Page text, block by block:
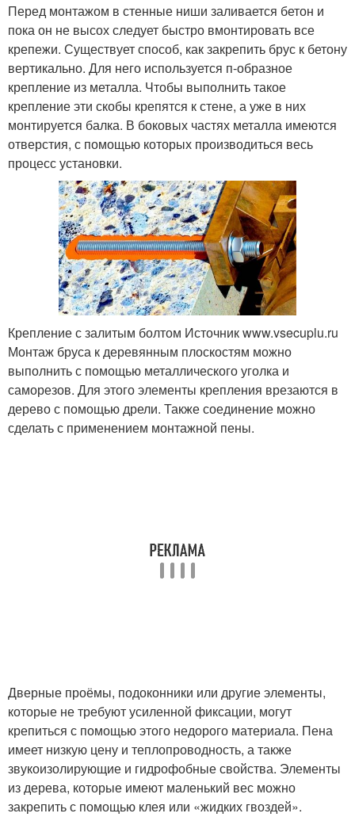
Перед монтажом в стенные ниши заливается бетон и
пока он не высох следует быстро вмонтировать все
крепежи. Существует способ, как закрепить брус к бетону
вертикально. Для него используется п-образное
крепление из металла. Чтобы выполнить такое
крепление эти скобы крепятся к стене, а уже в них
монтируется балка. В боковых частях металла имеются
отверстия, с помощью которых производиться весь
процесс установки.
Крепление с залитым болтом Источник www.vsecuplu.ru
Монтаж бруса к деревянным плоскостям можно
выполнить с помощью металлического уголка и
саморезов. Для этого элементы крепления врезаются в
дерево с помощью дрели. Также соединение можно
сделать с применением монтажной пены.
Дверные проёмы, подоконники или другие элементы,
которые не требуют усиленной фиксации, могут
крепиться с помощью этого недорого материала. Пена
имеет низкую цену и теплопроводность, а также
звукоизолирующие и гидрофобные свойства. Элементы
из дерева, которые имеют маленький вес можно
закрепить с помощью клея или «жидких гвоздей».